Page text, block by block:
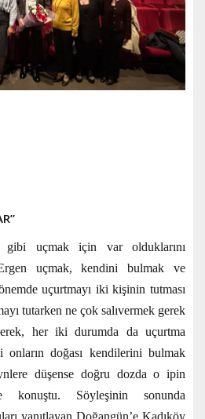
gibi uçmak için var olduklarını
uçmak, kendini bulmak ve
uçurtmayı iki kişinin tutması
tutarken ne çok salıvermek gerek
her iki durumda da uçurtma
onların doğası kendilerini bulmak
düşense doğru dozda o ipin
konuştu. Söyleşinin sonunda
yanıtlayan Doğangün’e Kadıköy